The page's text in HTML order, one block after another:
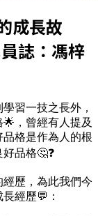
成長故
誌：馮梓
習一技之長外，
，曾經有人提及
格是作為人的根
品格🤔❓
歷，為此我們今
經歷💬：